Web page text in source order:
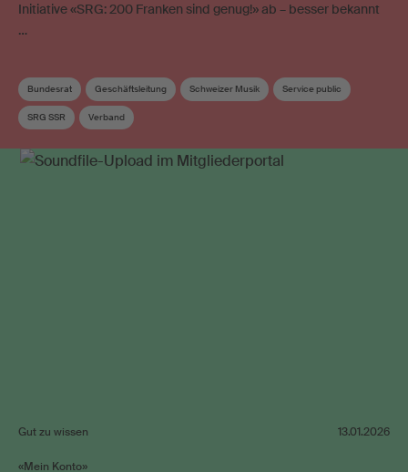
Initiative «SRG: 200 Franken sind genug!» ab – besser bekannt
…
Bundesrat Geschäftsleitung Schweizer Musik Service public
SRG SSR Verband
Gut zu wissen 13.01.2026
«Mein Konto»